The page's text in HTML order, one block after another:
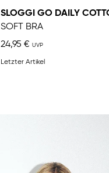
SLOGGI GO DAILY
SOFT BRA
24,95 €
Letzter Artikel